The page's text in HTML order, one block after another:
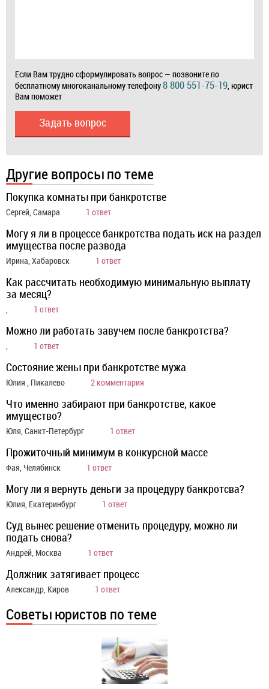
Если Вам трудно сформулировать вопрос — позвоните по
бесплатному многоканальному телефону8 800 551-75-19, юрист
Вам поможет
Задать вопрос
Другие вопросы по теме
Покупка комнаты при банкротстве
Сергей, Самара 1 ответ
Могу я ли в процессе банкротства подать иск на раздел
имущества после развода
Ирина, Хабаровск 1 ответ
Как рассчитать необходимую минимальную выплату
за месяц?
, 1 ответ
Можно ли работать завучем после банкротства?
, 1 ответ
Состояние жены при банкротстве мужа
Юлия , Пикалево 2 комментария
Что именно забирают при банкротстве, какое
имущество?
Юля, Санкт-Петербург 1 ответ
Прожиточный минимум в конкурсной массе
Фая, Челябинск 1 ответ
Могу ли я вернуть деньги за процедуру банкротсва?
Юлия, Екатеринбург 1 ответ
Суд вынес решение отменить процедуру, можно ли
подать снова?
Андрей, Москва 1 ответ
Должник затягивает процесс
Александр, Киров 1 ответ
Советы юристов по теме